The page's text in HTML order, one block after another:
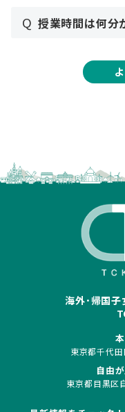
Q 授業時間は何分
海外･帰国
東京都千代
自由
東京都目黒区